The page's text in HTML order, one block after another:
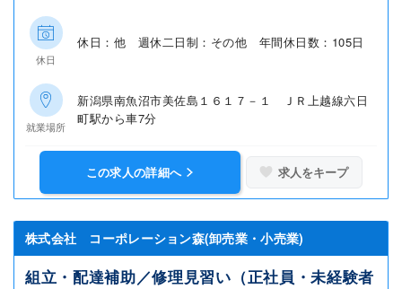
休日
休日：他 週休二日制：その他 年間休日数：105日
就業場所
新潟県南魚沼市美佐島１６１７－１ ＪＲ上越線六日
町駅から車7分
この求人の詳細へ 求人をキープ
株式会社 コーポレーション森(卸売業・小売業)
組立・配達補助／修理見習い（正社員・未経験者